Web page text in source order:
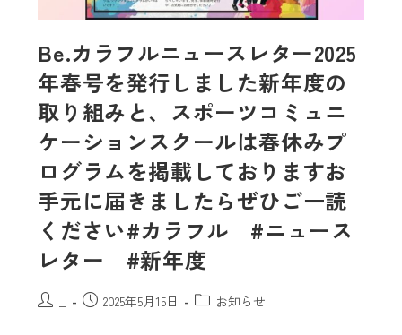
Be.カラフルニュースレター2025
年春号を発行しました新年度の
取り組みと、スポーツコミュニ
ケーションスクールは春休みプ
ログラムを掲載しておりますお
手元に届きましたらぜひご一読
ください#カラフル #ニュース
レター #新年度
2025年5月15日 お知らせ